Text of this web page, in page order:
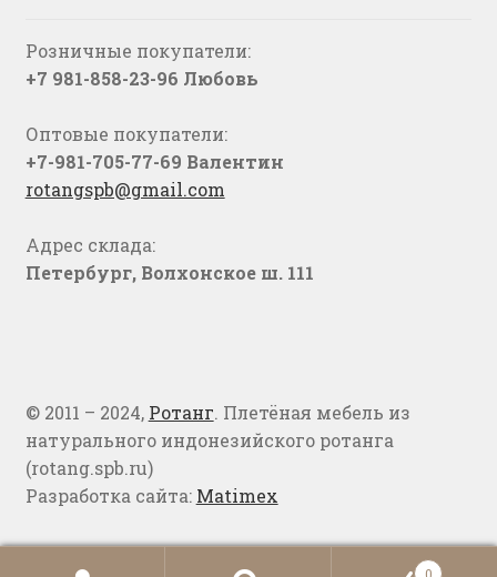
Розничные покупатели:
+7 981-858-23-96 Любовь
Оптовые покупатели:
+7-981-705-77-69 Валентин
rotangspb@gmail.com
Адрес склада:
Петербург, Волхонское ш. 111
© 2011 – 2024, Ротанг. Плетёная мебель из
натурального индонезийского ротанга
(rotang.spb.ru)
Разработка сайта: Matimex
0